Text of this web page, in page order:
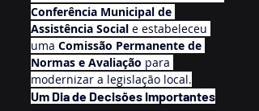
Conferência Municipal de
Assistência Social e estabeleceu
uma Comissão Permanente de
Normas e Avaliação para
modernizar a legislação local.
Um Dia de Decisões Importantes